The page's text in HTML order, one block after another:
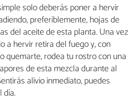
solo deberás poner a hervir
preferiblemente, hojas de
del aceite de esta planta. Una vez
a hervir retira del fuego y, con
quemarte, rodea tu rostro con una
de esta mezcla durante al
alivio inmediato, puedes
día.